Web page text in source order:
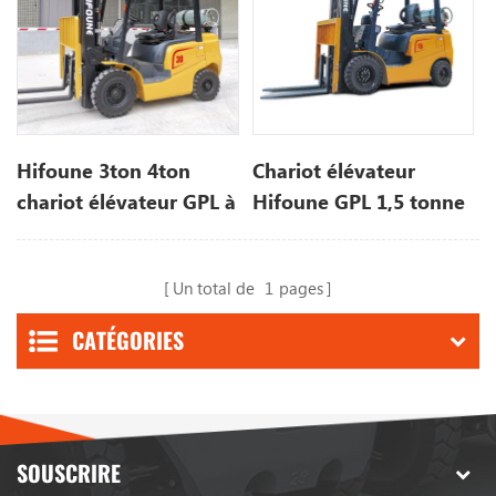
Hifoune 3ton 4ton
chariot élévateur GPL à
vendre
Chariot élévateur
Hifoune GPL 1,5 tonne
à vendre
Un total de 1 pages
CATÉGORIES
SOUSCRIRE